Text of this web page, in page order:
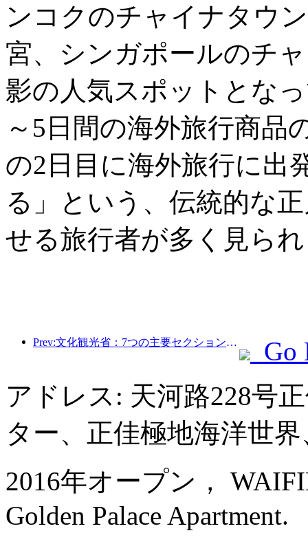
ンコクのチャイナタウ
宮、シンガポールのチ
影の人気スポットとな
～5日間の海外旅行商品
の2日目に海外旅行に出
る」という、伝統的な
せる旅行者が多く見ら
Prev:文化観光省：7つの主要セクションで22のテーマ別活動を開始
Go
アドレス: 天河路228号
ター、正佳極地海洋世
2016年オープン，
Golden Palace Apartment.